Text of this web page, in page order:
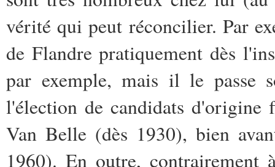
vérité qui peut réconcilier. Par
de Flandre pratiquement dès
par exemple, mais il le passe
l'élection de candidats d'origine
Van Belle (dès 1930), bien
1960). En outre,